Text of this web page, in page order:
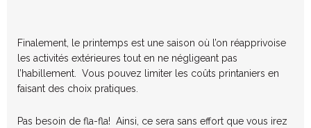
Finalement, le printemps est une saison où l’on réapprivoise
les activités extérieures tout en ne négligeant pas
l’habillement. Vous pouvez limiter les coûts printaniers en
faisant des choix pratiques.
Pas besoin de fla-fla! Ainsi, ce sera sans effort que vous irez